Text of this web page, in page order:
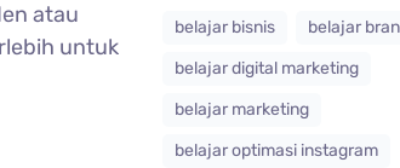
atau
untuk
belajar bisnis
belajar
belajar digital marketing
belajar marketing
belajar optimasi instagram